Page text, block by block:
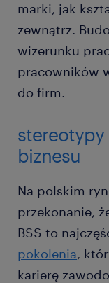
marki, jak
zewnątrz.
wizerunku
pracowników
do firm.
stereotypy
biznesu
Na polskim
przekonanie,
BSS to
pokolenia,
karierę